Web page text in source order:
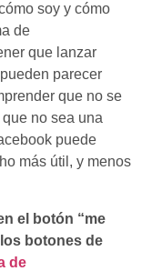
soy y cómo
de
que lanzar
parecer
que no se
no sea una
puede
más útil, y menos
el botón “me
botones de
de